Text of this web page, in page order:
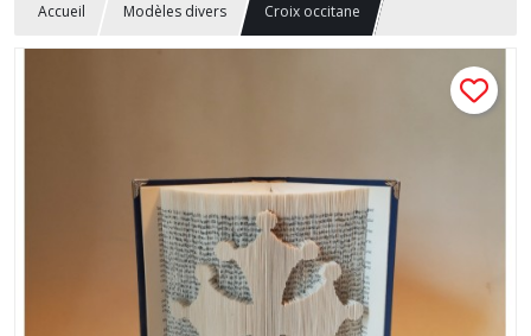
Accueil Modèles divers Croix occitane